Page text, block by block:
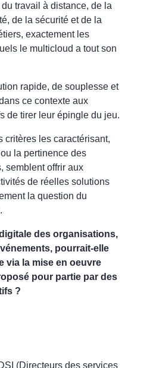
travail à distance, de la
de la sécurité et de la
exactement les
le multicloud a tout son
rapide, de souplesse et
ce contexte aux
de tirer leur épingle du jeu.
critères les caractérisant,
la pertinence des
semblent offrir aux
de réelles solutions
la question du
des organisations,
pourrait-elle
via la mise en oeuvre
pour partie par des
?
(Directeurs des services